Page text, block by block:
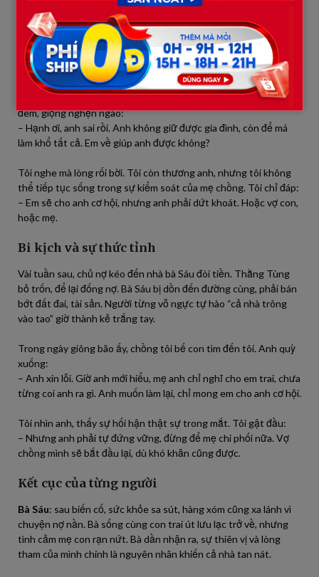
Khi tôi đi, bà Sáu vẫn nghĩ tôi chỉ dỗi, vài hôm sẽ quay về. Nhưng
vài ngày sau, ngân hàng gọi cho chồng tôi, thông báo khoản vay
đứng tên anh đã đến hạn mà không có khả năng trả. Anh tá hỏa
mới biết, hóa ra trong lúc anh mải nghe lời mẹ, bà Sáu đã lén
mượn danh anh vay tiền cho em trai, lấy sổ đỏ thế chấp.
Chồng tôi ngồi bệt xuống đất, ôm đầu. Anh gọi cho tôi trong
đêm, giọng nghẹn ngào:
– Hạnh ơi, anh sai rồi. Anh không giữ được gia đình, còn để má
làm khổ tất cả. Em về giúp anh được không?
Tôi nghe mà lòng rối bời. Tôi còn thương anh, nhưng tôi không
thể tiếp tục sống trong sự kiểm soát của mẹ chồng. Tôi chỉ đáp:
– Em sẽ cho anh cơ hội, nhưng anh phải dứt khoát. Hoặc vợ con,
hoặc mẹ.
Bi kịch và sự thức tỉnh
Vài tuần sau, chủ nợ kéo đến nhà bà Sáu đòi tiền. Thằng Tùng
bỏ trốn, để lại đống nợ. Bà Sáu bị dồn đến đường cùng, phải bán
bớt đất đai, tài sản. Người từng vỗ ngực tự hào “cả nhà trông
vào tao” giờ thành kẻ trắng tay.
Trong ngày giông bão ấy, chồng tôi bế con tìm đến tôi. Anh quỳ
xuống:
– Anh xin lỗi. Giờ anh mới hiểu, mẹ anh chỉ nghĩ cho em trai, chưa
từng coi anh ra gì. Anh muốn làm lại, chỉ mong em cho anh cơ hội.
Tôi nhìn anh, thấy sự hối hận thật sự trong mắt. Tôi gật đầu:
– Nhưng anh phải tự đứng vững, đừng để mẹ chi phối nữa. Vợ
chồng mình sẽ bắt đầu lại, dù khó khăn cũng được.
Kết cục của từng người
Bà Sáu: sau biến cố, sức khỏe sa sút, hàng xóm cũng xa lánh vì
chuyện nợ nần. Bà sống cùng con trai út lưu lạc trở về, nhưng
tình cảm mẹ con rạn nứt. Bà dần nhận ra, sự thiên vị và lòng
tham của mình chính là nguyên nhân khiến cả nhà tan nát.